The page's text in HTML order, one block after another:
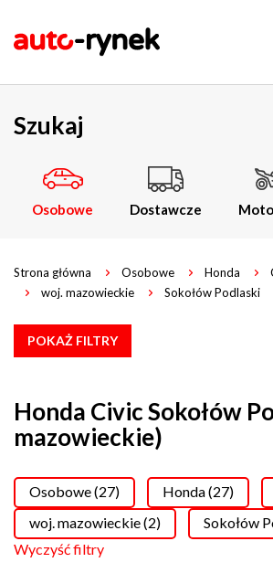
Szukaj
Osobowe Dostawcze
Strona główna Osobowe Honda
woj. mazowieckie
Sokołów Podlaski
POKAŻ FILTRY
Honda Civic Sokołów
mazowieckie)
Osobowe (27) Honda (27)
woj. mazowieckie (2)
Sokołów
Wyczyść filtry